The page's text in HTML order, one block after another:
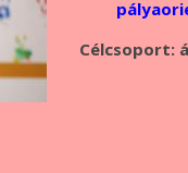
Célcsoport: